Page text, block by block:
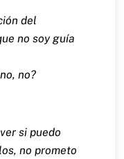
del
no soy guía
no?
si puedo
no prometo